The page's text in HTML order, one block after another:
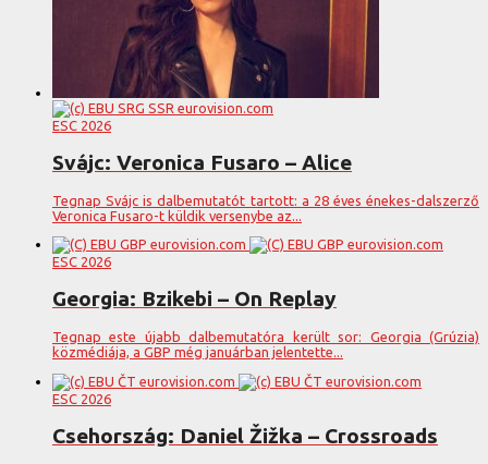
ESC 2026
Svájc: Veronica Fusaro – Alice
Tegnap Svájc is dalbemutatót tartott: a 28 éves énekes-dalszerző
Veronica Fusaro-t küldik versenybe az...
ESC 2026
Georgia: Bzikebi – On Replay
Tegnap este újabb dalbemutatóra került sor: Georgia (Grúzia)
közmédiája, a GBP még januárban jelentette...
ESC 2026
Csehország: Daniel Žižka – Crossroads